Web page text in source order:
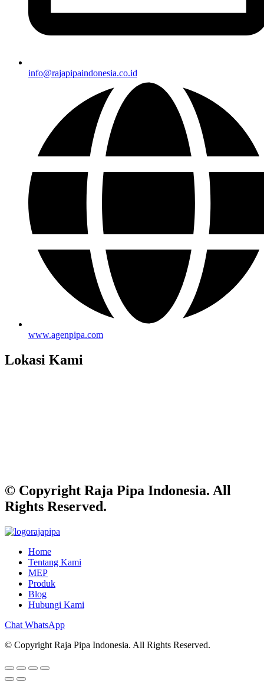
info@rajapipaindonesia.co.id
www.agenpipa.com
Lokasi Kami
© Copyright Raja Pipa Indonesia. All
Rights Reserved.
Home
Tentang Kami
MEP
Produk
Blog
Hubungi Kami
Chat WhatsApp
© Copyright Raja Pipa Indonesia. All Rights Reserved.